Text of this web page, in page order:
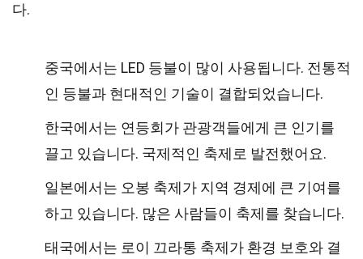
다.
중국에서는 LED 등불이 많이 사용됩니다. 전통적
인 등불과 현대적인 기술이 결합되었습니다.
한국에서는 연등회가 관광객들에게 큰 인기를
끌고 있습니다. 국제적인 축제로 발전했어요.
일본에서는 오봉 축제가 지역 경제에 큰 기여를
하고 있습니다. 많은 사람들이 축제를 찾습니다.
태국에서는 로이 끄라통 축제가 환경 보호와 결